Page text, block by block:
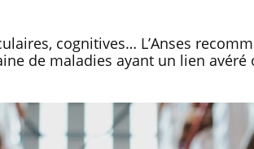
cognitives… L’Anses
de maladies ayant un lien